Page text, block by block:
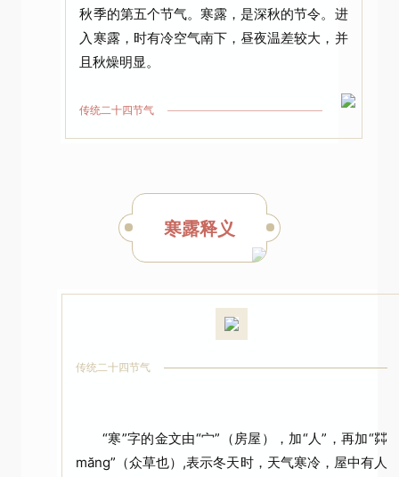
秋季的第五个节气。寒露，是深秋的节令。进
入寒露，时有冷空气南下，昼夜温差较大，并
且秋燥明显。
传统二十四节气
寒露释义
传统二十四节气
“寒”字的金文由“宀”（房屋），加“人”，再加“茻
măng”（众草也）,表示冬天时，天气寒冷，屋中有人